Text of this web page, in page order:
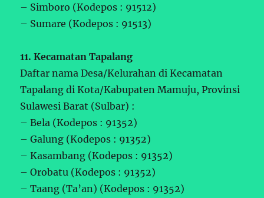
– Simboro (Kodepos : 91512)
– Sumare (Kodepos : 91513)
11. Kecamatan Tapalang
Daftar nama Desa/Kelurahan di Kecamatan
Tapalang di Kota/Kabupaten Mamuju, Provinsi
Sulawesi Barat (Sulbar) :
– Bela (Kodepos : 91352)
– Galung (Kodepos : 91352)
– Kasambang (Kodepos : 91352)
– Orobatu (Kodepos : 91352)
– Taang (Ta’an) (Kodepos : 91352)